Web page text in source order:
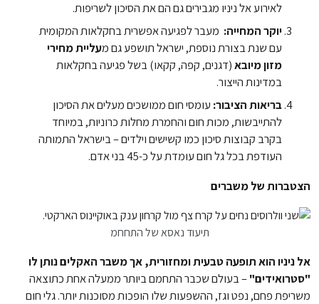
לאירוע אל ניניו מגבירים גם הם את הסיכון לשריפות.
יוקר המחייה: מעבר לפגיעה אפשרית בחקלאות המקומית
עם שנת בצורת נוספת, ישראל תושפע גם מעליית מחירי
מזון מיובא(דגנים, קפה, קקאו) בשל פגיעה בחקלאות
במדינות הייצור.
בריאות הציבור: עומסי חום ממושכים מעלים את הסיכון
להתייבשות, מכות חום והחמרת מחלות כרוניות, במיוחד
בקרב קבוצות סיכון כמו קשישים וילדים – בישראל התמותה
העודפת בכל גל חום עומדת על כ-45 בני אדם.
הצטברות של משברים
תיעוד נאסא של התחחמ
אל ניניו הוא תופעה טבעית ומחזורית, אך משבר האקלים נותן לו
"סטרואידים"– בעולם שכבר התחמם ביותר ממעלה אחת כתוצאה
משריפת פחם, נפט וגז, ההשפעות שלו הופכות מסוכנות יותר. גלי חום